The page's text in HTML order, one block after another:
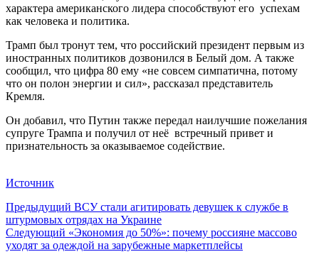
характера американского лидера способствуют его успехам
как человека и политика.
Трамп был тронут тем, что российский президент первым из
иностранных политиков дозвонился в Белый дом. А также
сообщил, что цифра 80 ему «не совсем симпатична, потому
что он полон энергии и сил», рассказал представитель
Кремля.
Он добавил, что Путин также передал наилучшие пожелания
супруге Трампа и получил от неё встречный привет и
признательность за оказываемое содействие.
Источник
Предыдущий ВСУ стали агитировать девушек к службе в
штурмовых отрядах на Украине
Следующий «Экономия до 50%»: почему россияне массово
уходят за одеждой на зарубежные маркетплейсы